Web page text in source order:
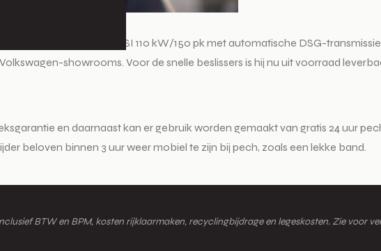
en sportieve 1.5 TSI 110 kW/150 pk met automatische DSG-
showrooms. Voor de snelle beslissers is hij nu uit voorraad
en daarnaast kan er gebruik worden gemaakt van gratis 24 uur
beloven binnen 3 uur weer mobiel te zijn bij pech, zoals een lekke band.
BTW en BPM, kosten rijklaarmaken, recyclingbijdrage en legeskosten. Zie voor